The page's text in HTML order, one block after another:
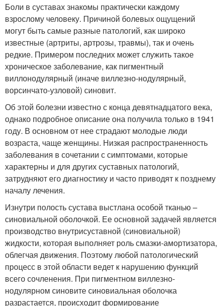
Боли в суставах знакомы практически каждому
взрослому человеку. Причиной болевых ощущений
могут быть самые разные патологий, как широко
известные (артриты, артрозы, травмы), так и очень
редкие. Примером последних может служить такое
хроническое заболевание, как пигментный
виллонодулярный (иначе виллезно-нодулярный,
ворсинчато-узловой) синовит.
Об этой болезни известно с конца девятнадцатого века,
однако подробное описание она получила только в 1941
году. В основном от нее страдают молодые люди
возраста, чаще женщины. Низкая распространенность
заболевания в сочетании с симптомами, которые
характерны и для других суставных патологий,
затрудняют его диагностику и часто приводят к позднему
началу лечения.
Изнутри полость сустава выстлана особой тканью –
синовиальной оболочкой. Ее основной задачей является
производство внутрисуставной (синовиальной)
жидкости, которая выполняет роль смазки-амортизатора,
облегчая движения. Поэтому любой патологический
процесс в этой области ведет к нарушению функций
всего сочленения. При пигментном виллезно-
нодулярном синовите синовиальная оболочка
разрастается, происходит формирование